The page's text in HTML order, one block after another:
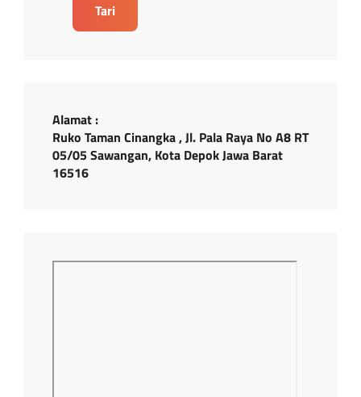
Tari
Alamat :
Ruko Taman Cinangka , Jl. Pala Raya No A8 RT
05/05 Sawangan, Kota Depok Jawa Barat
16516